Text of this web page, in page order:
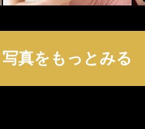
写真をもっとみる